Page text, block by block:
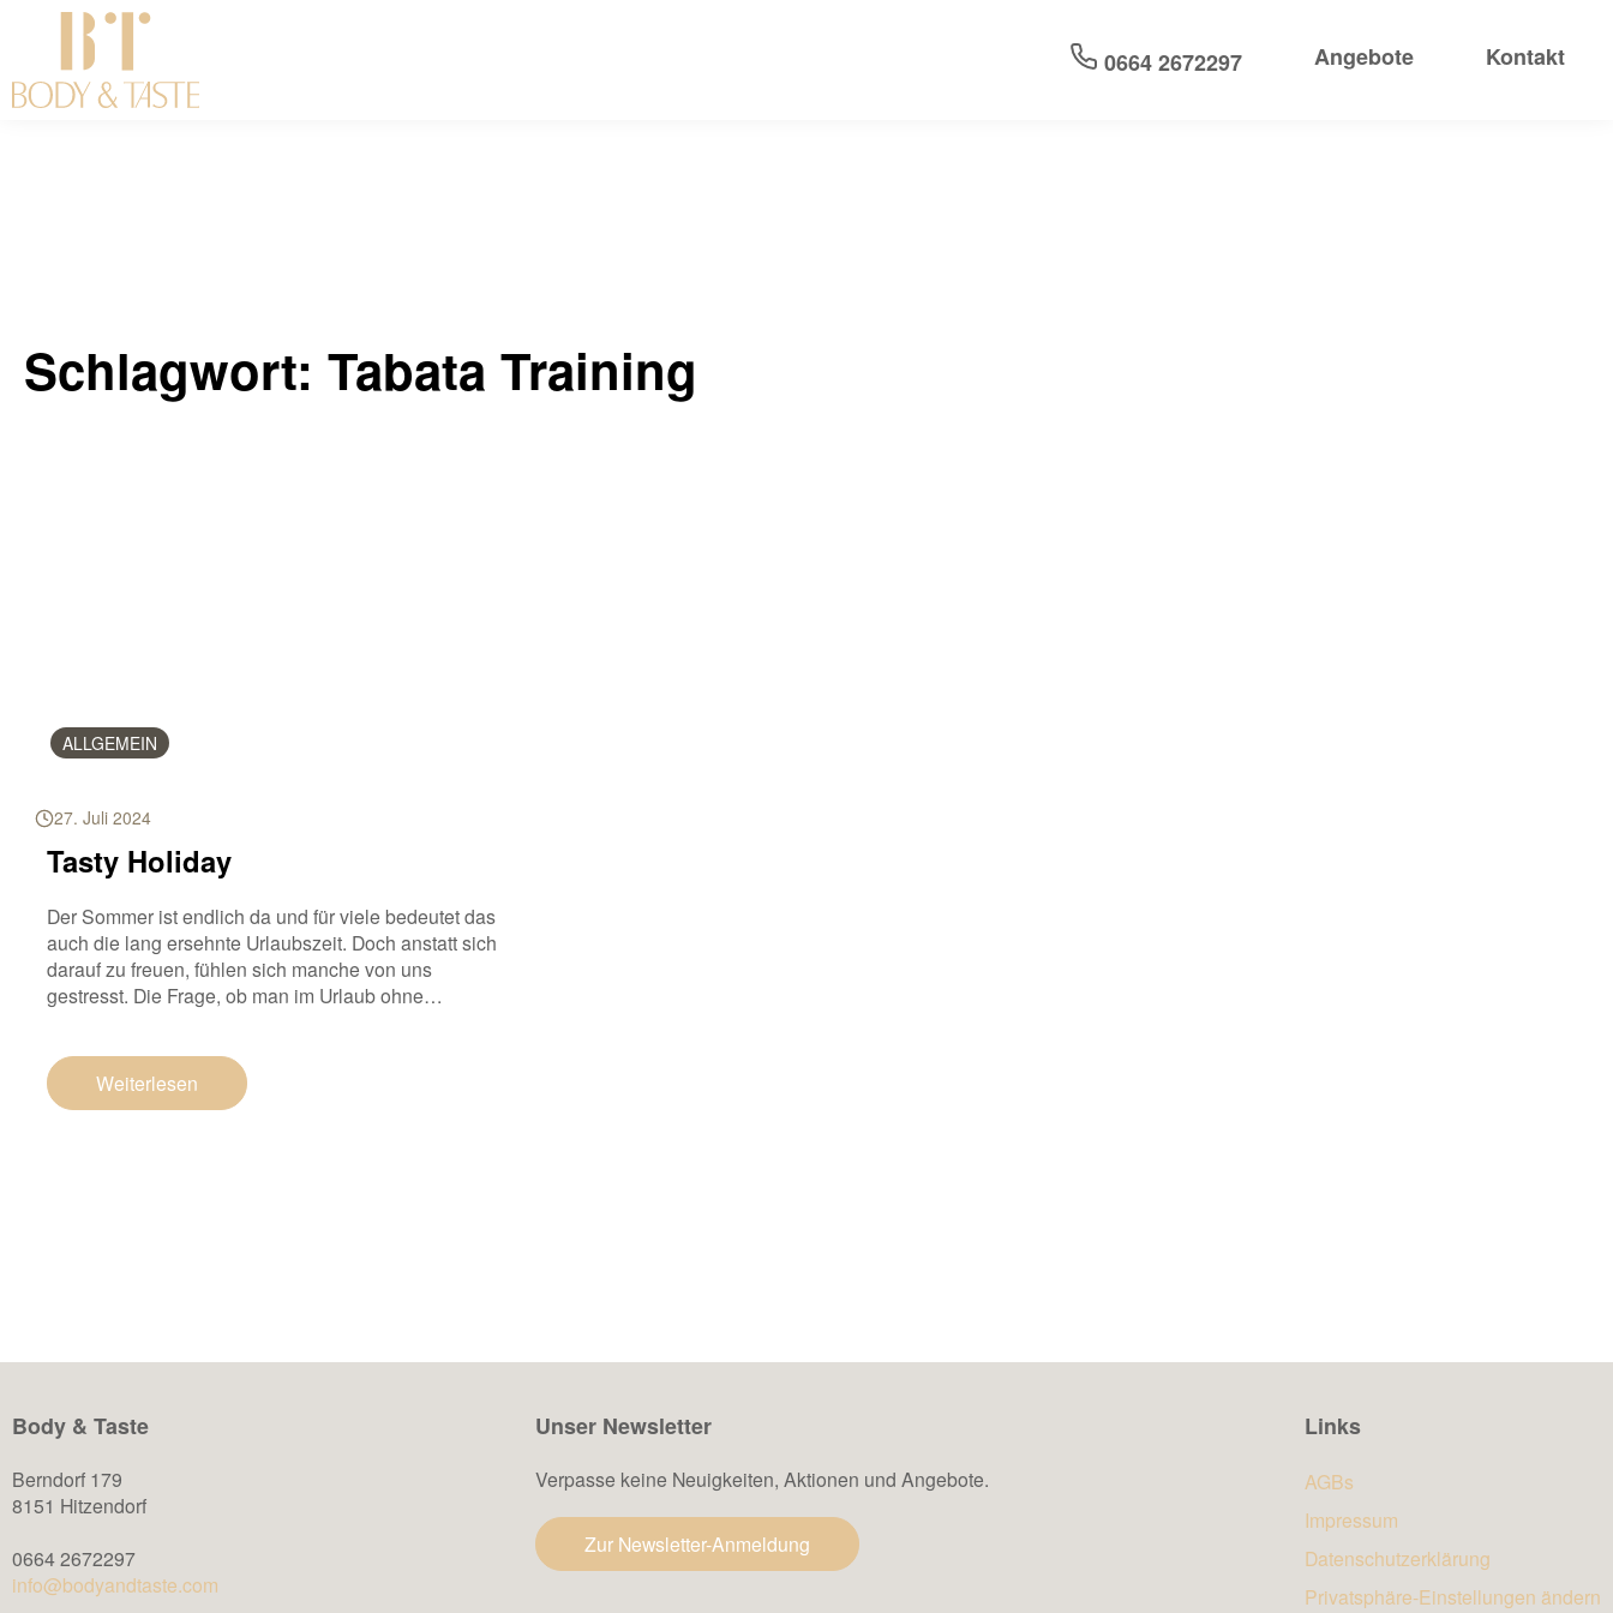
0664 2672297 Angebote Kontakt
Schlagwort: Tabata Training
ALLGEMEIN
27. Juli 2024
Tasty Holiday
Der Sommer ist endlich da und für viele bedeutet das
auch die lang ersehnte Urlaubszeit. Doch anstatt sich
darauf zu freuen, fühlen sich manche von uns
gestresst. Die Frage, ob man im Urlaub ohne
beschäftigt einige von uns – aber […]
Weiterlesen
Body & Taste
Berndorf 179
8151 Hitzendorf
0664 2672297
info@bodyandtaste.com
Unser Newsletter
Verpasse keine Neuigkeiten, Aktionen und Angebote.
Zur Newsletter-Anmeldung
Links
AGBs
Impressum
Datenschutzerklärung
Privatsphäre-Einstellungen ändern